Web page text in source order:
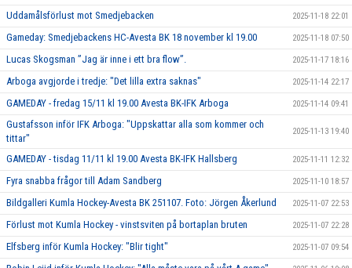
Uddamålsförlust mot Smedjebacken 2025-11-18 22:01
Gameday: Smedjebackens HC-Avesta BK 18 november kl 19.00 2025-11-18 07:50
Lucas Skogsman ”Jag är inne i ett bra flow”. 2025-11-17 18:16
Arboga avgjorde i tredje: "Det lilla extra saknas" 2025-11-14 22:17
GAMEDAY - fredag 15/11 kl 19.00 Avesta BK-IFK Arboga 2025-11-14 09:41
Gustafsson inför IFK Arboga: "Uppskattar alla som kommer och
tittar"
2025-11-13 19:40
GAMEDAY - tisdag 11/11 kl 19.00 Avesta BK-IFK Hallsberg 2025-11-11 12:32
Fyra snabba frågor till Adam Sandberg 2025-11-10 18:57
Bildgalleri Kumla Hockey-Avesta BK 251107. Foto: Jörgen Åkerlund 2025-11-07 22:53
Förlust mot Kumla Hockey - vinstsviten på bortaplan bruten 2025-11-07 22:28
Elfsberg inför Kumla Hockey: "Blir tight" 2025-11-07 09:54